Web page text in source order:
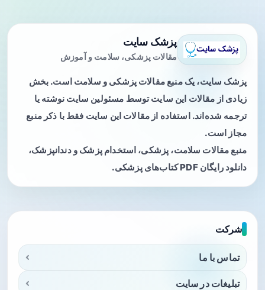
پزشک سایت
مقالات پزشکی، سلامت و آموزش
پزشک سایت، یک منبع مقالات پزشکی و سلامت است. بخش
زیادی از مقالات این سایت توسط مسئولین سایت نوشته یا
ترجمه شده‌اند. استفاده از مقالات این سایت فقط با ذکر منبع
مجاز است.
منبع مقالات سلامت، پزشکی، استخدام پزشک و دندانپزشک،
دانلود رایگان PDF کتاب‌های پزشکی.
شرکت
تماس با ما
تبلیغات در سایت